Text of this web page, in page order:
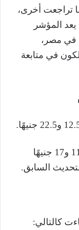
تراجعت أخرى،
المؤشر
في مصر،
في متابعة
أما البطاطس فتراوح سعرها بين 11 و17 جنيهًا
السابق.
كالتالي: